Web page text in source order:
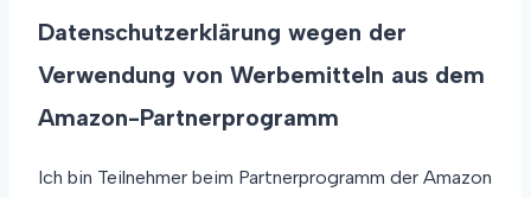
Datenschutzerklärung wegen der
Verwendung von Werbemitteln aus dem
Amazon-Partnerprogramm
Ich bin Teilnehmer beim Partnerprogramm der Amazon